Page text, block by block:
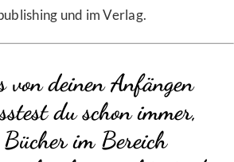
und im Verlag.
deinen Anfängen
du schon immer,
im Bereich